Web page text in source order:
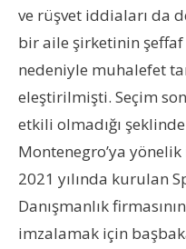
ve rüşvet iddiaları da
bir aile şirketinin
nedeniyle muhalefet
eleştirilmişti. Seçim
etkili olmadığı
Montenegro’ya
2021 yılında kurulan
Danışmanlık
imzalamak için